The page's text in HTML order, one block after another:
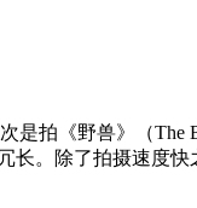
拍《野兽》（The
。除了拍摄速度